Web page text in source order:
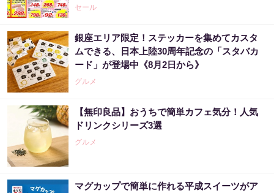
セール
銀座エリア限定！ステッカーを集めてカスタ
ムできる、日本上陸30周年記念の「スタバカ
ード」が登場中《8月2日から》
グルメ
【無印良品】おうちで簡単カフェ気分！人気
ドリンクシリーズ3選
グルメ
マグカップで簡単に作れる平成スイーツがア